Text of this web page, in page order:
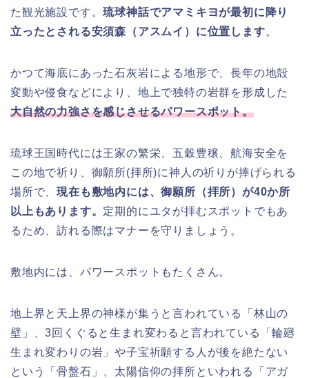
た観光施設です。琉球神話でアマミキヨが最初に降り
立ったとされる安須森（アスムイ）に位置します。
かつて海底にあった石灰岩による地形で、長年の地殻
変動や侵食などにより、地上で独特の岩群を形成した
大自然の力強さを感じさせるパワースポット。
琉球王国時代には王家の繁栄、五穀豊穣、航海安全を
この地で祈り、御願所(拝所)に神人の祈りが捧げられる
場所で、現在も敷地内には、御願所（拝所）が40か所
以上もあります。 定期的にユタが拝むスポットでもあ
るため、訪れる際はマナーを守りましょう。
敷地内には、パワースポットもたくさん。
地上界と天上界の神様が集うと言われている「林山の
壁」、3回くぐると生まれ変わると言われている「輪廻
生まれ変わりの岩」や子宝祈願する人が後を絶たない
という「骨盤石」、太陽信仰の拝所といわれる「アガ